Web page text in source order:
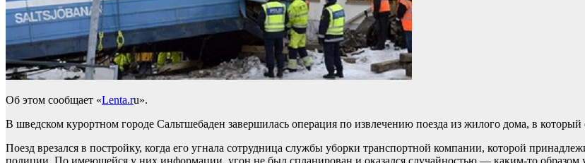
Об этом сообщает «Lenta.ru».
В шведском курортном городе Сальтшебаден завершилась операция по извлечению поезда из жилого дома, в который
Поезд врезался в постройку, когда его угнала сотрудница службы уборки транспортной компании, которой
полиции. По имеющейся у них информации, угон не был спланирован и оказался случайностью — каким-то образом